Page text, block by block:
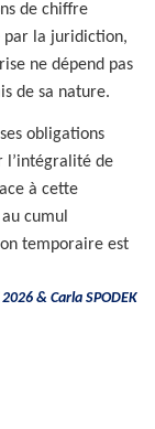
de chiffre
par la juridiction,
ne dépend pas
de sa nature.
obligations
l’intégralité de
à cette
cumul
temporaire est
2026 & Carla SPODEK